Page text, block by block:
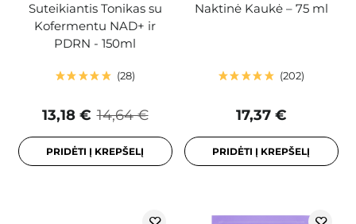
Suteikiantis Tonikas su
Kofermentu NAD+ ir
PDRN - 150ml
28
14,64 €
13,18 €
PRIDĖTI Į KREPŠELĮ
Naktinė Kaukė – 75 ml
202
17,37 €
PRIDĖTI Į KREPŠELĮ